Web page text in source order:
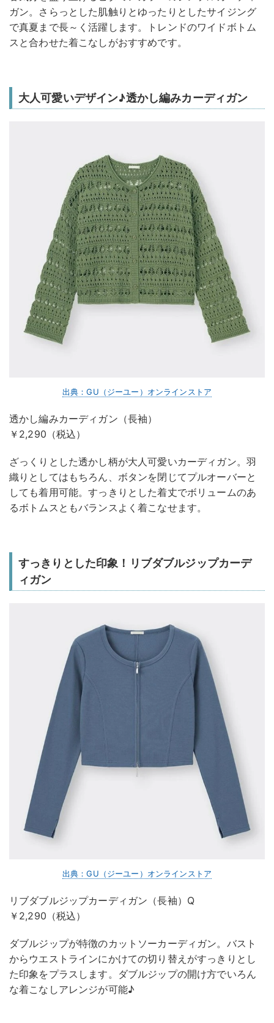
ガン。さらっとした肌触りとゆったりとしたサイジング
で真夏まで長～く活躍します。トレンドのワイドボトム
スと合わせた着こなしがおすすめです。
大人可愛いデザイン♪透かし編みカーディガン
出典：GU（ジーユー）オンラインストア
透かし編みカーディガン（長袖）
￥2,290（税込）
ざっくりとした透かし柄が大人可愛いカーディガン。羽
織りとしてはもちろん、ボタンを閉じてプルオーバーと
しても着用可能。すっきりとした着丈でボリュームのあ
るボトムスともバランスよく着こなせます。
すっきりとした印象！リブダブルジップカーデ
ィガン
出典：GU（ジーユー）オンラインストア
リブダブルジップカーディガン（長袖）Q
￥2,290（税込）
ダブルジップが特徴のカットソーカーディガン。バスト
からウエストラインにかけての切り替えがすっきりとし
た印象をプラスします。ダブルジップの開け方でいろん
な着こなしアレンジが可能♪